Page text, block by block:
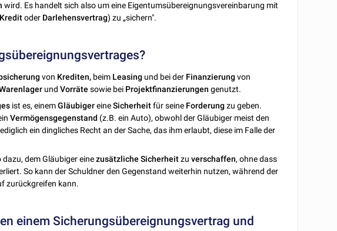
wird. Es handelt sich also um eine Eigentumsübereignungsvereinbarung mit
Kreditoder Darlehensvertrag) zu „sichern".
von Krediten, beim Leasing und bei der Finanzierung von
undVorräte sowie bei Projektfinanzierungen genutzt.
ist es, einemGläubigereineSicherheitfür seine Forderung zu geben.
Vermögensgegenstand (z.B. ein Auto), obwohl der Gläubiger meist den
ein dingliches Recht an der Sache, das ihm erlaubt, diese im Falle der
dazu, dem Gläubiger einezusätzliche Sicherheitzuverschaffen, ohne dass
So kann der Schuldner den Gegenstand weiterhin nutzen, während der
zurückgreifen kann.
einem Sicherungsübereignungsvertrag und